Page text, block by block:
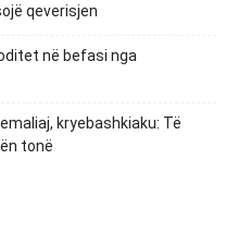
qeverisjen
në befasi nga
kryebashkiaku: Të
tonë